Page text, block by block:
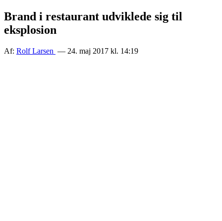
Brand i restaurant udviklede sig til
eksplosion
Af: Rolf Larsen — 24. maj 2017 kl. 14:19